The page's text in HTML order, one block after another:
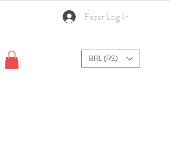
Fazer Log In
BRL (R$)